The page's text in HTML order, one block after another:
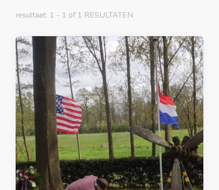
resultaat: 1 - 1 of 1 RESULTATEN